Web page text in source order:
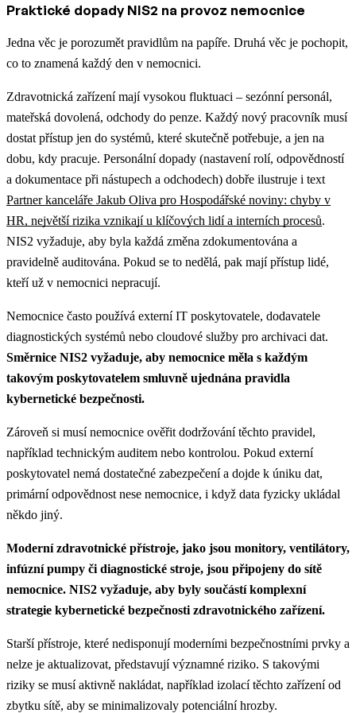
Praktické dopady NIS2 na provoz nemocnice
Jedna věc je porozumět pravidlům na papíře. Druhá věc je pochopit,
co to znamená každý den v nemocnici.
Zdravotnická zařízení mají vysokou fluktuaci – sezónní personál,
mateřská dovolená, odchody do penze. Každý nový pracovník musí
dostat přístup jen do systémů, které skutečně potřebuje, a jen na
dobu, kdy pracuje. Personální dopady (nastavení rolí, odpovědností
a dokumentace při nástupech a odchodech) dobře ilustruje i text
Partner kanceláře Jakub Oliva pro Hospodářské noviny: chyby v
HR, největší rizika vznikají u klíčových lidí a interních procesů.
NIS2 vyžaduje, aby byla každá změna zdokumentována a
pravidelně auditována. Pokud se to nedělá, pak mají přístup lidé,
kteří už v nemocnici nepracují.
Nemocnice často používá externí IT poskytovatele, dodavatele
diagnostických systémů nebo cloudové služby pro archivaci dat.
Směrnice NIS2 vyžaduje, aby nemocnice měla s každým
takovým poskytovatelem smluvně ujednána pravidla
kybernetické bezpečnosti.
Zároveň si musí nemocnice ověřit dodržování těchto pravidel,
například technickým auditem nebo kontrolou. Pokud externí
poskytovatel nemá dostatečné zabezpečení a dojde k úniku dat,
primární odpovědnost nese nemocnice, i když data fyzicky ukládal
někdo jiný.
Moderní zdravotnické přístroje, jako jsou monitory, ventilátory,
infúzní pumpy či diagnostické stroje, jsou připojeny do sítě
nemocnice. NIS2 vyžaduje, aby byly součástí komplexní
strategie kybernetické bezpečnosti zdravotnického zařízení.
Starší přístroje, které nedisponují moderními bezpečnostními prvky a
nelze je aktualizovat, představují významné riziko. S takovými
riziky se musí aktivně nakládat, například izolací těchto zařízení od
zbytku sítě, aby se minimalizovaly potenciální hrozby.